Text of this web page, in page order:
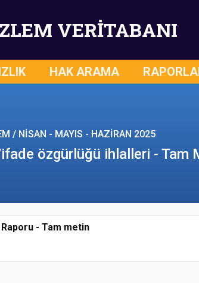
VERİTABANI
HAK ARAMA
/ NİSAN - MAYIS - HAZİRAN 2025
özgürlüğü ihlalleri - Tam
- Tam metin